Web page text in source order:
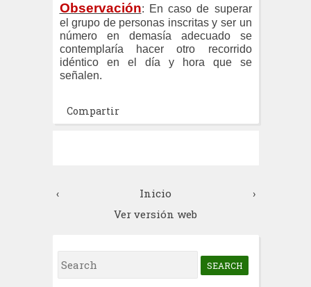
Observación: En caso de superar
el grupo de personas inscritas y ser un
número en demasía adecuado se
contemplaría hacer otro recorrido
idéntico en el día y hora que se
señalen.
Compartir
‹ ›
Inicio
Ver versión web
S
e